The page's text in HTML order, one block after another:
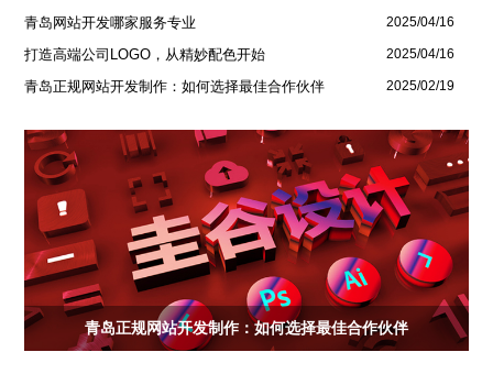
青岛网站开发哪家服务专业 2025/04/16
打造高端公司LOGO，从精妙配色开始 2025/04/16
青岛正规网站开发制作：如何选择最佳合作伙伴 2025/02/19
青岛正规网站开发制作：如何选择最佳合作伙伴